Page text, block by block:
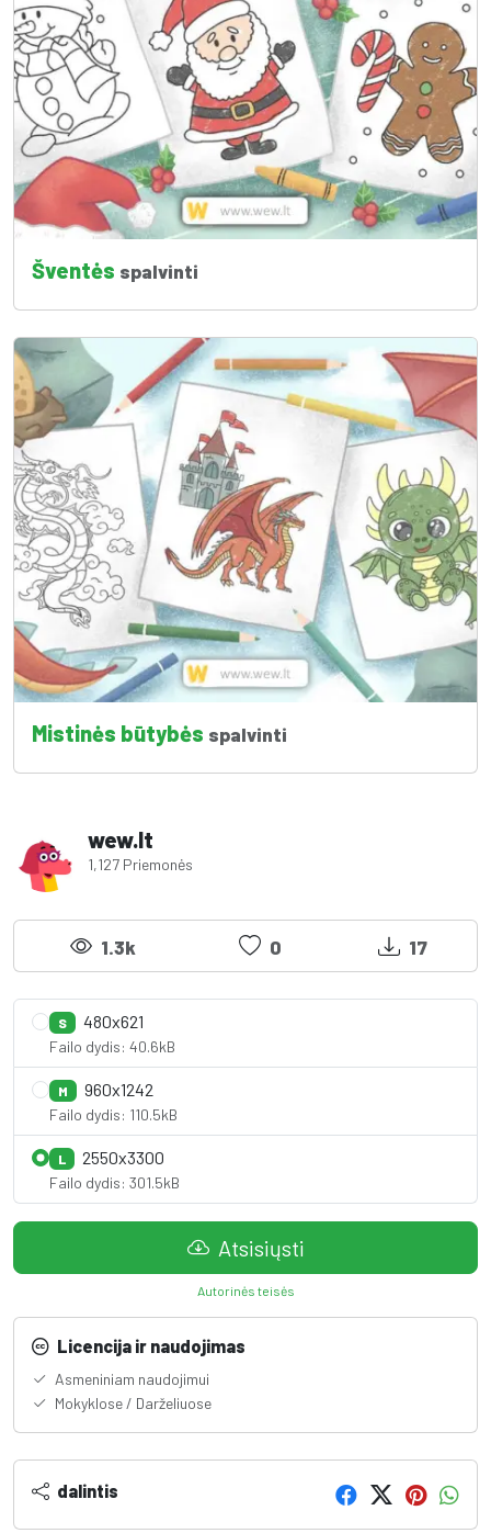
Šventės spalvinti
Mistinės būtybės spalvinti
wew.lt
1,127 Priemonės
1.3k 0 17
S 480x621
Failo dydis: 40.6kB
M 960x1242
Failo dydis: 110.5kB
L 2550x3300
Failo dydis: 301.5kB
Atsisiųsti
Autorinės teisės
Licencija ir naudojimas
Asmeniniam naudojimui
Mokyklose / Darželiuose
dalintis